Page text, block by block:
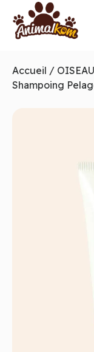
Accueil /
Shampoing